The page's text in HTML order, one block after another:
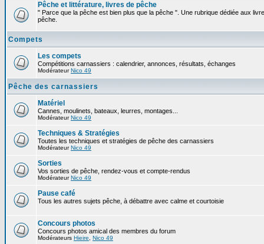
Pêche et littérature, livres de pêche
" Parce que la pêche est bien plus que la pêche ". Une rubrique dédiée aux
pêche.
Compets
Les compets
Compétitions carnassiers : calendrier, annonces, résultats, échanges
ModérateurNico 49
Pêche des carnassiers
Matériel
Cannes, moulinets, bateaux, leurres, montages...
ModérateurNico 49
Techniques & Stratégies
Toutes les techniques et stratégies de pêche des carnassiers
ModérateurNico 49
Sorties
Vos sorties de pêche, rendez-vous et compte-rendus
ModérateurNico 49
Pause café
Tous les autres sujets pêche, à débattre avec calme et courtoisie
Concours photos
Concours photos amical des membres du forum
Modérateurs Hieire Nico 49